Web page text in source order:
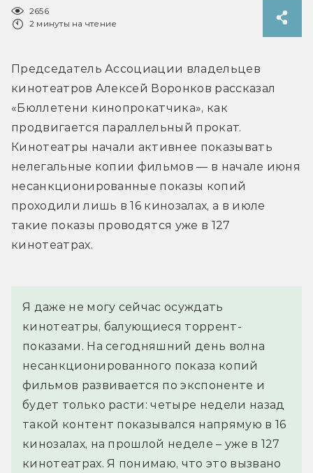
2656
2 минуты на чтение
Председатель Ассоциации владельцев
кинотеатров Алексей Воронков рассказал
«Бюллетени кинопрокатчика», как
продвигается параллельный прокат.
Кинотеатры начали активнее показывать
нелегальные копии фильмов — в начале июня
несанкционированные показы копий
проходили лишь в 16 кинозалах, а в июле
такие показы проводятся уже в 127
кинотеатрах.
Я даже не могу сейчас осуждать
кинотеатры, балующиеся торрент-
показами. На сегодняшний день волна
несанкционированного показа копий
фильмов развивается по экспоненте и
будет только расти: четыре недели назад
такой контент показывался напрямую в 16
кинозалах, на прошлой неделе – уже в 127
кинотеатрах. Я понимаю, что это вызвано